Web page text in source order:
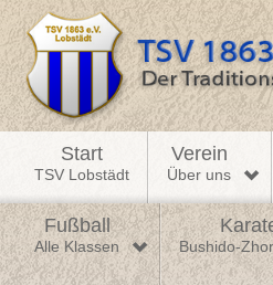
Start
TSV Lobstädt
Verein
Über uns
Fußball
Alle Klassen Bushido-